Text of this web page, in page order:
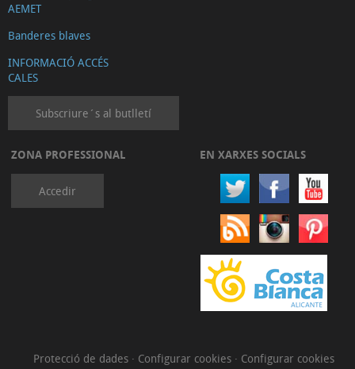
AEMET
Banderes blaves
INFORMACIÓ ACCÉS
CALES
Subscriure´s al butlletí
ZONA PROFESSIONAL
Accedir
EN XARXES SOCIALS
Protecció de dades · Configurar cookies · Configurar cookies